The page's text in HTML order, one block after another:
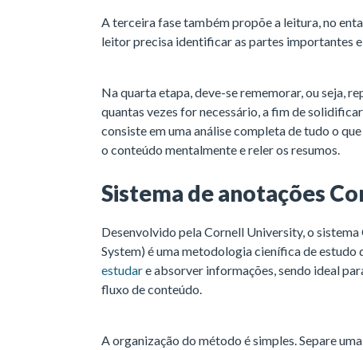
A terceira fase também propõe a leitura, no
leitor precisa identificar as partes importantes e
Na quarta etapa, deve-se rememorar, ou seja,
quantas vezes for necessário, a fim de
consiste em uma análise completa de tudo o
o conteúdo mentalmente e reler os resumos.
Sistema de anotações
Desenvolvido pela Cornell University, o
System) é uma metodologia cienífica de estudo
estudare absorver informações, sendo ideal
fluxo de conteúdo.
A organização do método é simples. Separe